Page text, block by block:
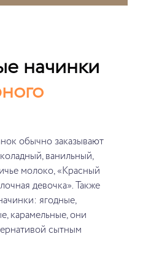
начинки
обычно заказывают
ванильный,
молоко, «Красный
девочка». Также
ягодные,
карамельные, они
сытным